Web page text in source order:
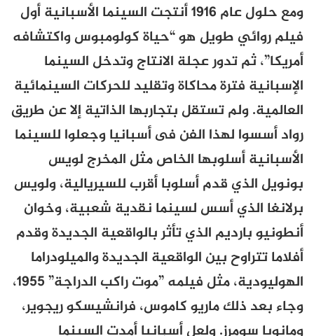
ومع حلول عام 1916 أنتجت السينما الأسبانية أول
فيلم روائي طويل هو “حياة كولومبوس واكتشافه
أمريكا”، ثم تدور عجلة الانتاج وتدخل السينما
الإسبانية فترة محاكاة وتقليد للحركات السينمائية
العالمية. ولم تستقل بتجاربها الذاتية إلا عن طريق
رواد أسسوا لهذا الفن فى أسبانيا وجعلوا للسينما
الأسبانية أسلوبها الخاص مثل المخرج لويس
بونويل الذي قدم أسلوبا أقرب للسيريالية، ولويس
برلانغا الذي أسس لسينما نقدية شعبية، وخوان
أنطونيو بارديم الذي تأثر بالواقعية الجديدة وقدم
أفلاما تتراوح بين الواقعية الجديدة والميلودراما
الهوليودية، مثل فيلمه ”موت راكب الدراجة”1955،
وجاء بعد ذلك ماريو كاموس، فرانشيسكو ريجوير،
ومانويا سومرز.ولعل أسبانيا أمدت السينما